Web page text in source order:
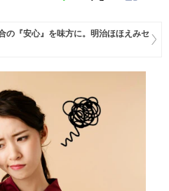
の『安心』を味方に。明治ほほえみセ